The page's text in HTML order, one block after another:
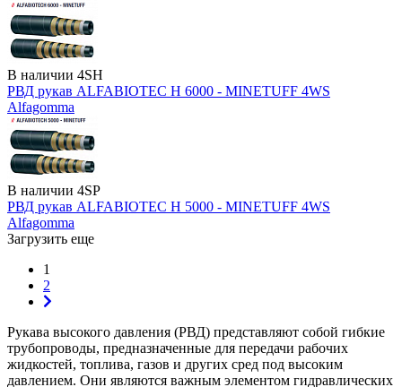
В наличии 4SH
РВД рукав ALFABIOTEC H 6000 - MINETUFF 4WS
Alfagomma
В наличии 4SP
РВД рукав ALFABIOTEC H 5000 - MINETUFF 4WS
Alfagomma
Загрузить еще
1
2
Рукава высокого давления (РВД) представляют собой гибкие
трубопроводы, предназначенные для передачи рабочих
жидкостей, топлива, газов и других сред под высоким
давлением. Они являются важным элементом гидравлических